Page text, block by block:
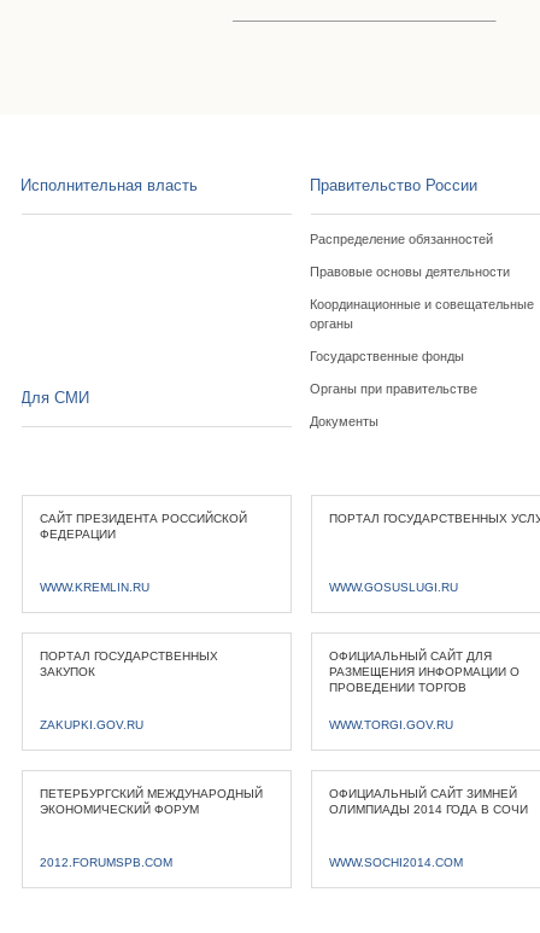
Исполнительная власть Правительство России
Распределение обязанностей
Правовые основы деятельности
Координационные и совещательные
органы
Государственные фонды
Органы при правительстве
Документы
Для СМИ
САЙТ ПРЕЗИДЕНТА РОССИЙСКОЙ
ФЕДЕРАЦИИ
WWW.KREMLIN.RU
ПОРТАЛ ГОСУДАРСТВЕННЫХ
WWW.GOSUSLUGI.RU
ПОРТАЛ ГОСУДАРСТВЕННЫХ
ЗАКУПОК
ZAKUPKI.GOV.RU
ОФИЦИАЛЬНЫЙ САЙТ ДЛЯ
РАЗМЕЩЕНИЯ ИНФОРМАЦИИ О
ПРОВЕДЕНИИ ТОРГОВ
WWW.TORGI.GOV.RU
ПЕТЕРБУРГСКИЙ МЕЖДУНАРОДНЫЙ
ЭКОНОМИЧЕСКИЙ ФОРУМ
2012.FORUMSPB.COM
ОФИЦИАЛЬНЫЙ САЙТ ЗИМНЕЙ
ОЛИМПИАДЫ 2014 ГОДА В СОЧИ
WWW.SOCHI2014.COM